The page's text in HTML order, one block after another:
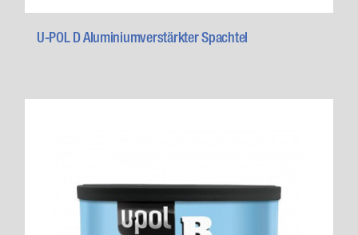
U-POL D Aluminiumverstärkter Spachtel